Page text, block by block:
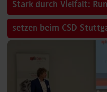
Stark durch Vielfalt:
setzen beim CSD